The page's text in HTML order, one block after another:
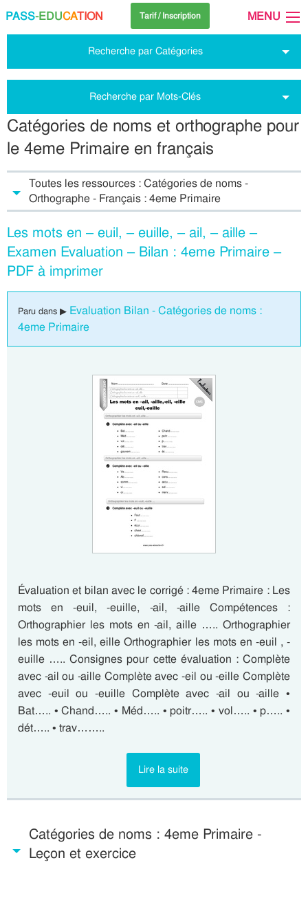
PASS-EDUCATION Tarif / Inscription MENU
Recherche par Catégories
Recherche par Mots-Clés
Catégories de noms et orthographe pour
le 4eme Primaire en français
Toutes les ressources : Catégories de noms -
Orthographe - Français : 4eme Primaire
Les mots en – euil, – euille, – ail, – aille –
Examen Evaluation – Bilan : 4eme Primaire –
PDF à imprimer
Paru dans ▶ Evaluation Bilan - Catégories de noms :
4eme Primaire
Évaluation et bilan avec le corrigé : 4eme Primaire : Les
mots en -euil, -euille, -ail, -aille Compétences :
Orthographier les mots en -ail, aille ….. Orthographier
les mots en -eil, eille Orthographier les mots en -euil , -
euille ….. Consignes pour cette évaluation : Complète
avec -ail ou -aille Complète avec -eil ou -eille Complète
avec -euil ou -euille Complète avec -ail ou -aille •
Bat….. • Chand….. • Méd….. • poitr….. • vol….. • p….. •
dét….. • trav……..
Lire la suite
Catégories de noms : 4eme Primaire -
Leçon et exercice